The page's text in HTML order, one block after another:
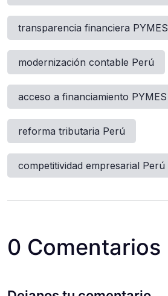
transparencia financiera PYMES
modernización contable Perú
acceso a financiamiento PYMES
reforma tributaria Perú
competitividad empresarial Perú
0 Comentarios